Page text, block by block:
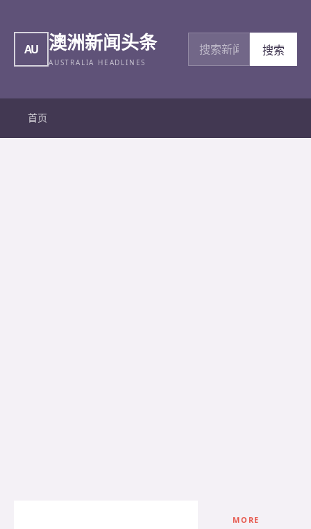
AU 澳洲新闻头条
AUSTRALIA HEADLINES
搜索新闻
搜索
首页
MORE